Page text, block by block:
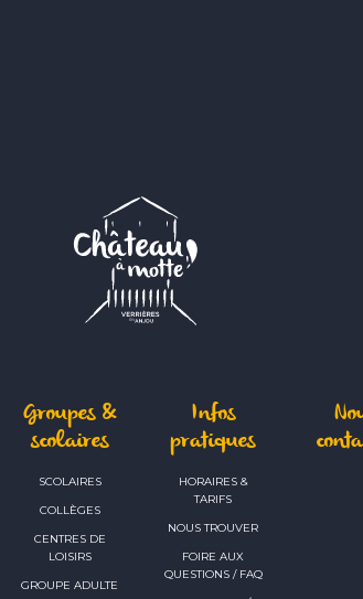
Groupes &
scolaires
SCOLAIRES
COLLÈGES
CENTRES DE
LOISIRS
GROUPE ADULTE
Infos
pratiques
HORAIRES &
TARIFS
NOUS TROUVER
FOIRE AUX
QUESTIONS / FAQ